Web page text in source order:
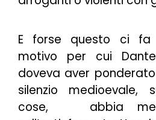
E forse questo ci fa
motivo per cui
doveva aver
silenzio medioevale,
cose, abbia